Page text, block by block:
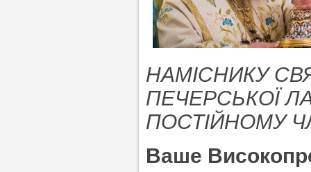
НАМІСНИКУ
ПЕЧЕРСЬКОЇ
ПОСТІЙНОМУ
Ваше